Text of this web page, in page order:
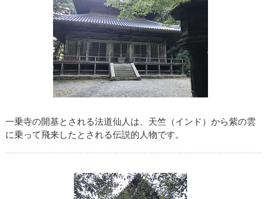
一乗寺の開基とされる法道仙人は、天竺（インド）から紫の雲
に乗って飛来したとされる伝説的人物です。